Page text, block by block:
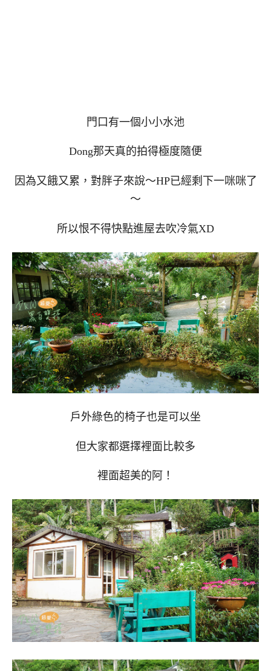
門口有一個小小水池
Dong那天真的拍得極度隨便
因為又餓又累，對胖子來說～HP已經剩下一咪咪了
～
所以恨不得快點進屋去吹冷氣XD
戶外綠色的椅子也是可以坐
但大家都選擇裡面比較多
裡面超美的阿！